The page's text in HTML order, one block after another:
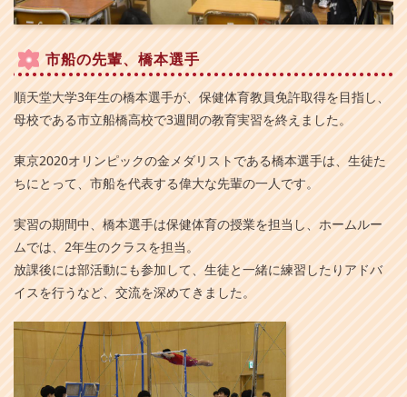
市船の先輩、橋本選手
順天堂大学3年生の橋本選手が、保健体育教員免許取得を目指し、
母校である市立船橋高校で3週間の教育実習を終えました。
東京2020オリンピックの金メダリストである橋本選手は、生徒た
ちにとって、市船を代表する偉大な先輩の一人です。
実習の期間中、橋本選手は保健体育の授業を担当し、ホームルー
ムでは、2年生のクラスを担当。
放課後には部活動にも参加して、生徒と一緒に練習したりアドバ
イスを行うなど、交流を深めてきました。